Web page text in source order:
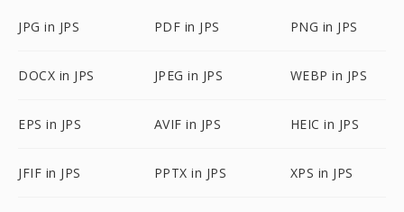
JPG in JPS PDF in JPS PNG in JPS
DOCX in JPS JPEG in JPS WEBP in JPS
EPS in JPS AVIF in JPS HEIC in JPS
JFIF in JPS PPTX in JPS XPS in JPS